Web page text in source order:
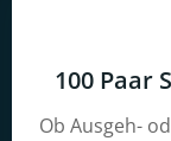
100 Paar
Ob Ausgeh-